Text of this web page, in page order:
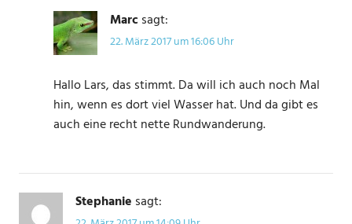
Marc sagt:
22. März 2017 um 16:06 Uhr
Hallo Lars, das stimmt. Da will ich auch noch Mal
hin, wenn es dort viel Wasser hat. Und da gibt es
auch eine recht nette Rundwanderung.
Stephanie sagt: